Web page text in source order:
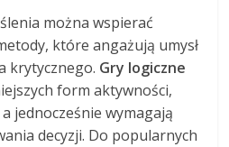
można wspierać
które angażują umysł
krytycznego. Gry logiczne
form aktywności,
jednocześnie wymagają
decyzji. Do popularnych